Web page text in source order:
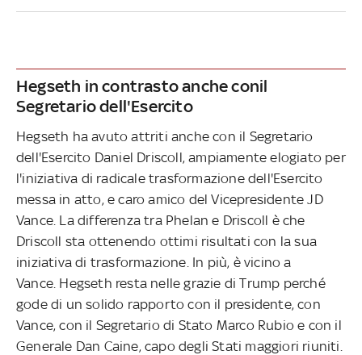
Hegseth in contrasto anche conil
Segretario dell'Esercito
Hegseth ha avuto attriti anche con il Segretario
dell'Esercito Daniel Driscoll, ampiamente elogiato per
l'iniziativa di radicale trasformazione dell'Esercito
messa in atto, e caro amico del Vicepresidente JD
Vance. La differenza tra Phelan e Driscoll è che
Driscoll sta ottenendo ottimi risultati con la sua
iniziativa di trasformazione. In più, è vicino a
Vance. Hegseth resta nelle grazie di Trump perché
gode di un solido rapporto con il presidente, con
Vance, con il Segretario di Stato Marco Rubio e con il
Generale Dan Caine, capo degli Stati maggiori riuniti.